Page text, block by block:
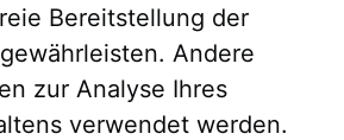
Bereitstellung der
Andere
zur Analyse Ihres
verwendet werden.